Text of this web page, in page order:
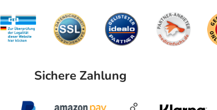
Sichere Zahlung